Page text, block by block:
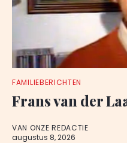
FAMILIEBERICHTEN
Frans van der
VAN ONZE REDACTIE
augustus 8, 2026